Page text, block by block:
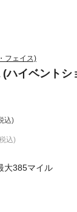
大385マイル
フェイス)
ハイベントシ
込)
込)